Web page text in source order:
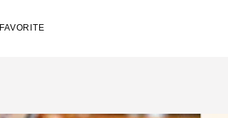
FAVORITE